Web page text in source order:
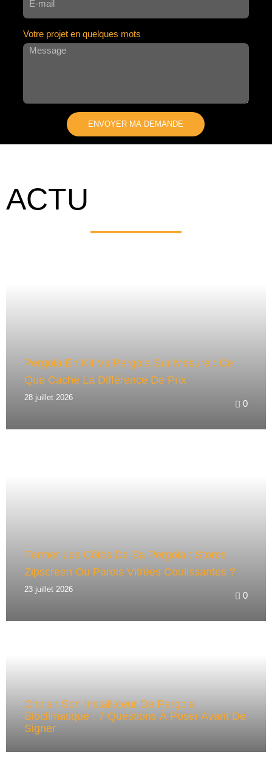
Votre projet en quelques mots
ENVOYER MA DEMANDE
A
R
ACTU
Pergola En Kit Vs Pergola Sur Mesure : Ce
Que Cache La Différence De Prix
28 juillet 2026
0
Fermer Les Côtés De Sa Pergola : Stores
Zipscreen Ou Parois Vitrées Coulissantes ?
23 juillet 2026
0
Choisir Son Installateur De Pergola
Bioclimatique : 7 Questions À Poser Avant De
Signer